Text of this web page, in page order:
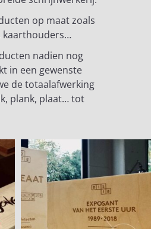
op maat zoals
kaarthouders…
nadien nog
in een gewenste
de totaalafwerking
plank, plaat… tot